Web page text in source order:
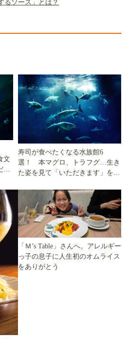
るソース」とは？
文
き
寿司が食べたくなる水族館6
選！ 本マグロ、トラフグ…生き
た姿を見て「いただきます」を考
「Ｍ’s Table」さんへ。アレルギー
っ子の息子に人生初のオムライス
をありがとう